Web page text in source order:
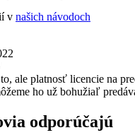
v našich návodoch
ale platnosť licencie na
ho už bohužiaľ
odporúčajú